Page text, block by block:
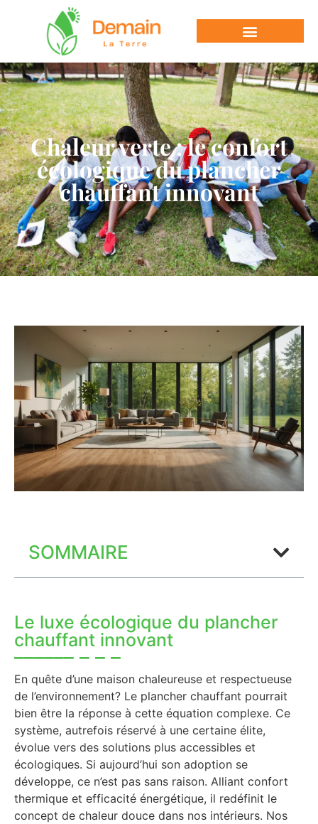
Chaleur verte : le confort
écologique du plancher
chauffant innovant
SOMMAIRE
Le luxe écologique du plancher
chauffant innovant
En quête d’une maison chaleureuse et respectueuse
de l’environnement? Le plancher chauffant pourrait
bien être la réponse à cette équation complexe. Ce
système, autrefois réservé à une certaine élite,
évolue vers des solutions plus accessibles et
écologiques. Si aujourd’hui son adoption se
développe, ce n’est pas sans raison. Alliant confort
thermique et efficacité énergétique, il redéfinit le
concept de chaleur douce dans nos intérieurs. Nos